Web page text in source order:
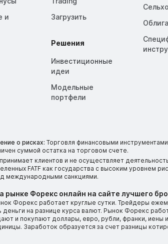
и
Загрузить
Решения
Инвестиционные
идеи
Модельные
портфели
о рисках: Торговля финансовыми
суммой остатка на торговом счете.
клиентов и не осуществляет
FATF как государства с высоким
международными санкциями.
рынке Форекс онлайн на сайте лучшего
Форекс работает круглые сутки. Трейдеры
деньги на разнице курса валют. Рынок Форекс
и покупают доллары, евро, рубли, франки, иены
Заработок образуется за счет разницы